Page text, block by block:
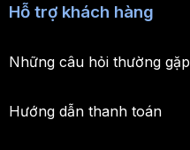
Hỗ trợ khách hàng
Những câu hỏi thường gặp
Hướng dẫn thanh toán